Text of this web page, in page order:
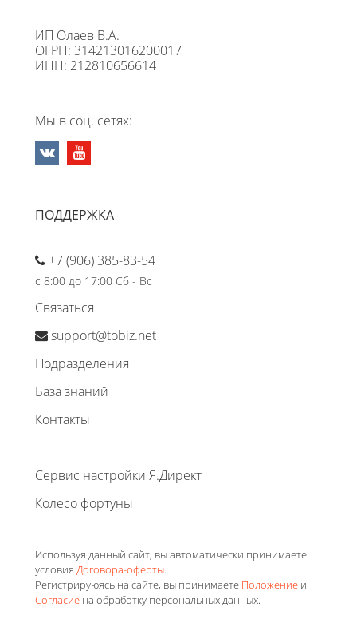
ИП Олаев В.А.
ОГРН: 314213016200017
ИНН: 212810656614
Мы в соц. сетях:
ПОДДЕРЖКА
+7 (906) 385-83-54
с 8:00 до 17:00 Сб - Вс
Связаться
support@tobiz.net
Подразделения
База знаний
Контакты
Сервис настройки Я.Директ
Колесо фортуны
Используя данный сайт, вы автоматически принимаете
условия Договора-оферты.
Регистрируюясь на сайте, вы принимаете Положение и
Согласие на обработку персональных данных.